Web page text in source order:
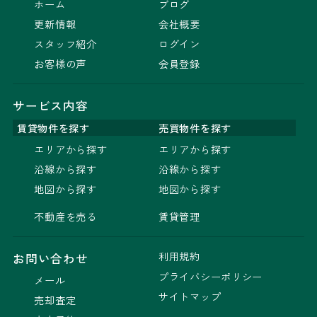
ホーム
更新情報
スタッフ紹介
お客様の声
ブログ
会社概要
ログイン
会員登録
サービス内容
賃貸物件を探す
売買物件を探す
エリアから探す
沿線から探す
地図から探す
不動産を売る
エリアから探す
沿線から探す
地図から探す
賃貸管理
お問い合わせ
メール
売却査定
利用規約
プライバシーポリシー
サイトマップ